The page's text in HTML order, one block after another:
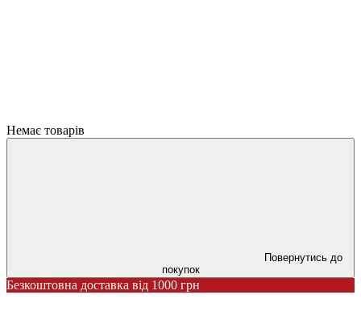
Немає товарів
Повернутись до
покупок
Безкоштовна доставка від 1000 грн